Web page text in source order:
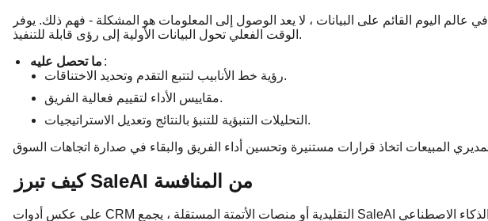
في عالم اليوم القائم على البيانات ، لا يعد الوصول إلى المعلومات هو المشكلة - فهم ذلك. يوفر SaleAI تحليلات ولوحات معلومات في
الوقت الفعلي تحول البيانات الأولية إلى رؤى قابلة للتنفيذ.
ما تحصل عليه :
رؤية خط الأنابيب لتتبع التقدم وتحديد الاختناقات.
مقاييس الأداء لتقييم فعالية الفريق.
التحليلات التنبؤية للتنبؤ بالنتائج وتعديل الاستراتيجيات.
كيف تبرز SaleAI من المنافسة
على عكس أدوات CRM التقليدية أو منصات الأتمتة المستقلة ، يجمع SaleAI بين أفضل ما في العالمين: قدرات الذكاء الاصطناعي